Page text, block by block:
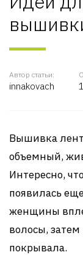
Автор статьи:
innakovach
Вышивка
объемный,
Интересно,
появилась
женщины
волосы,
покрывала.